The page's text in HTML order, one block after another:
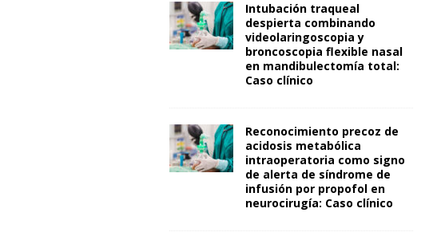
Intubación traqueal
despierta combinando
videolaringoscopia y
broncoscopia flexible nasal
en mandibulectomía total:
Caso clínico
Reconocimiento precoz de
acidosis metabólica
intraoperatoria como signo
de alerta de síndrome de
infusión por propofol en
neurocirugía: Caso clínico